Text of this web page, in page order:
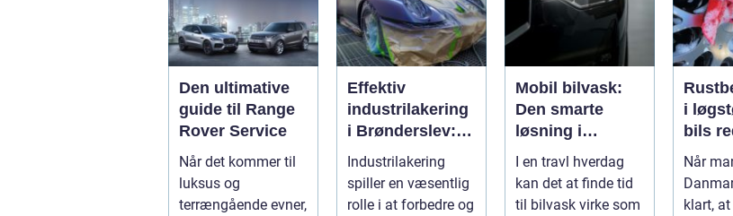
Den ultimative
guide til Range
Rover Service
Når det kommer til
luksus og
terrængående evner,
Effektiv
industrilakering
i Brønderslev:
En
dybdegående
guide
Industrilakering
spiller en væsentlig
rolle i at forbedre og
Mobil bilvask:
Den smarte
løsning i
Storkøbenhavn
I en travl hverdag
kan det at finde tid
til bilvask virke som
i
bils
mod
klima
Når
klart,